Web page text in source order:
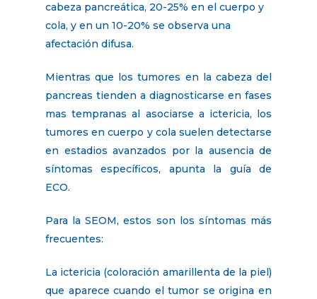
cabeza pancreática, 20-25% en el cuerpo y
cola, y en un 10-20% se observa una
afectación difusa.
Mientras que los tumores en la cabeza del
pancreas tienden a diagnosticarse en fases
mas tempranas al asociarse a ictericia, los
tumores en cuerpo y cola suelen detectarse
en estadios avanzados por la ausencia de
síntomas específicos, apunta la guía de
ECO.
Para la SEOM, estos son los síntomas más
frecuentes:
La ictericia (coloración amarillenta de la piel)
que aparece cuando el tumor se origina en